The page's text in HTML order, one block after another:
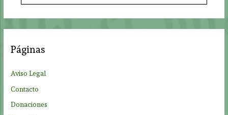
r
:
Páginas
Aviso Legal
Contacto
Donaciones